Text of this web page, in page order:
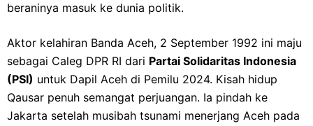
beraninya masuk ke dunia politik.
Aktor kelahiran Banda Aceh, 2 September 1992 ini maju
sebagai Caleg DPR RI dari Partai Solidaritas Indonesia
(PSI) untuk Dapil Aceh di Pemilu 2024. Kisah hidup
Qausar penuh semangat perjuangan. Ia pindah ke
Jakarta setelah musibah tsunami menerjang Aceh pada